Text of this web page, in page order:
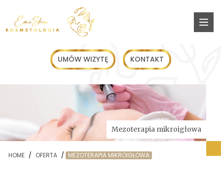
UMÓW WIZYTĘ KONTAKT
Mezoterapia mikroigłowa
HOME / OFERTA / MEZOTERAPIA MIKROIGŁOWA